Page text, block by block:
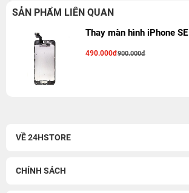
SẢN PHẨM LIÊN QUAN
Thay màn hình iPhone SE
490.000đ900.000đ
VỀ 24HSTORE
CHÍNH SÁCH